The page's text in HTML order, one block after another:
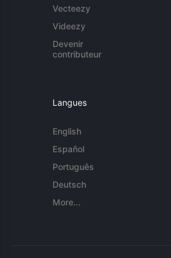
Vecteezy
Videezy
Devenir
contributeur
Langues
English
Español
Português
Deutsch
More...